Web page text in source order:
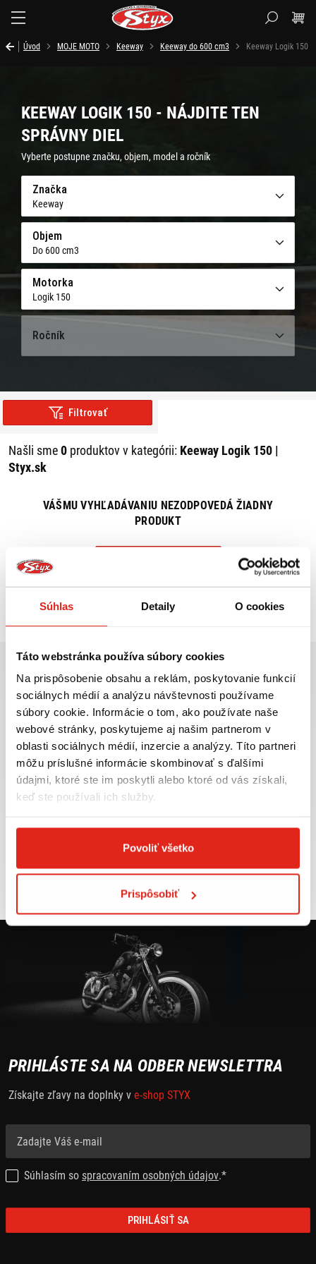
Súhlas Detaily O cookies
Táto webstránka používa súbory cookies
Na prispôsobenie obsahu a reklám, poskytovanie funkcií
sociálnych médií a analýzu návštevnosti používame
súbory cookie. Informácie o tom, ako používate naše
webové stránky, poskytujeme aj našim partnerom v
oblasti sociálnych médií, inzercie a analýzy. Títo partneri
môžu príslušné informácie skombinovať s ďalšími
údajmi, ktoré ste im poskytli alebo ktoré od vás získali,
keď ste používali ich služby.
Povoliť všetko
Prispôsobiť
Úvod MOJE MOTO Keeway Keeway do 600 cm3 Keeway Logik 150
KEEWAY LOGIK 150 - NÁJDITE TEN
SPRÁVNY DIEL
Vyberte postupne značku, objem, model a ročník
Značka
Keeway
Objem
Do 600 cm3
Motorka
Logik 150
Ročník
Filtrovať
Našli sme0 produktov v kategórii: Keeway Logik 150 |
Styx.sk
VÁŠMU VYHĽADÁVANIU NEZODPOVEDÁ ŽIADNY
PRODUKT
Najväčší výber moto
príslušenstva ihneď k
odberu
Doprava ZADARMO pre
objednávky nad 50€ v rámci
SR
PRIHLÁSTE SA NA ODBER NEWSLETTRA
Získajte zľavy na doplnky v e-shop STYX
Súhlasím so spracovaním osobných údajov.*
PRIHLÁSIŤ SA